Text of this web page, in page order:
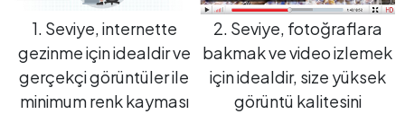
1. Seviye, internette
gezinme için idealdir ve
gerçekçi görüntüler ile
minimum renk kayması
2. Seviye, fotoğraflara
bakmak ve video izlemek
için idealdir, size yüksek
görüntü kalitesini